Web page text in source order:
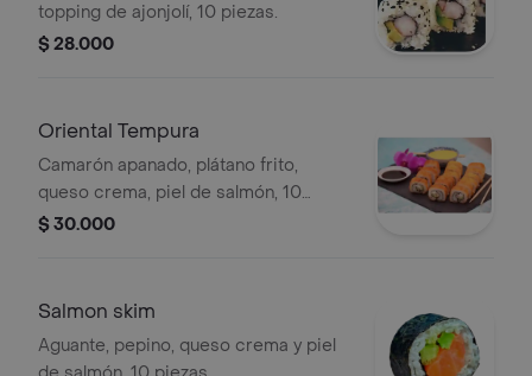
topping de ajonjolí, 10 piezas.
$ 28.000
Oriental Tempura
Camarón apanado, plátano frito,
queso crema, piel de salmón, 10
piezas.
$ 30.000
Salmon skim
Aguante, pepino, queso crema y piel